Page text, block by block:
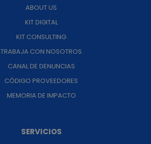
ABOUT US
KIT DIGITAL
KIT CONSULTING
TRABAJA CON NOSOTROS
CANAL DE DENUNCIAS
CÓDIGO PROVEEDORES
MEMORIA DE IMPACTO
SERVICIOS